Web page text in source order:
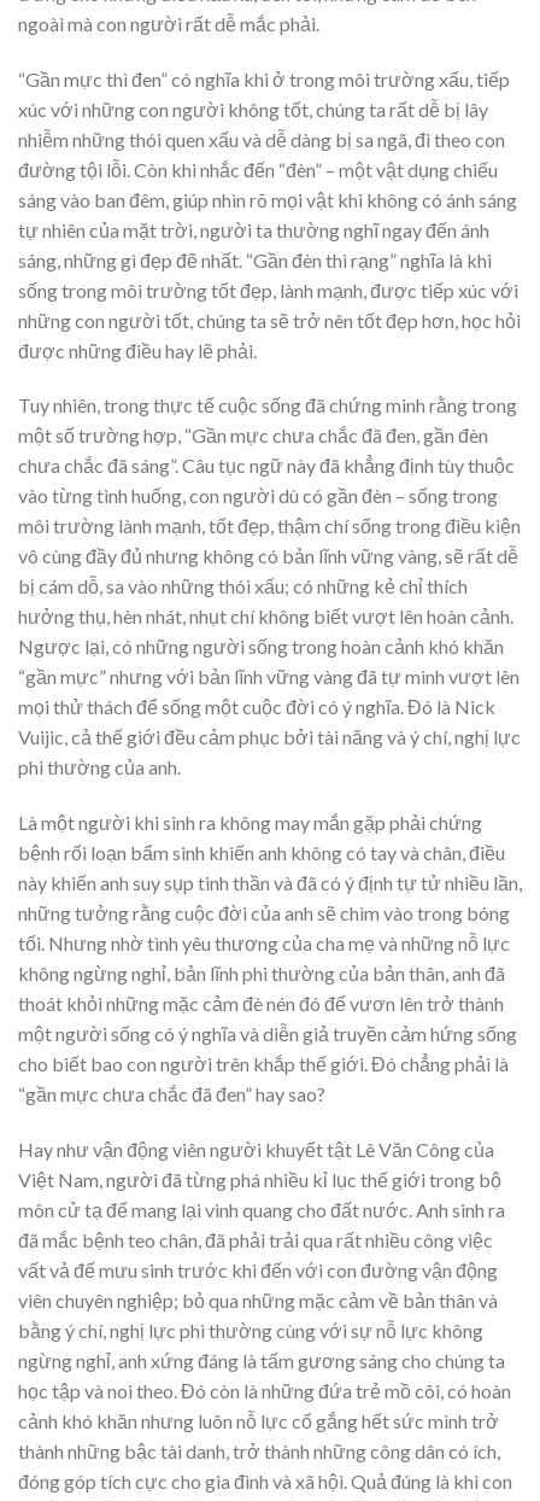
ngoài mà con người rất dễ mắc phải.
“Gần mực thì đen” có nghĩa khi ở trong môi trường xấu, tiếp
xúc với những con người không tốt, chúng ta rất dễ bị lây
nhiễm những thói quen xấu và dễ dàng bị sa ngã, đi theo con
đường tội lỗi. Còn khi nhắc đến “đèn” – một vật dụng chiếu
sáng vào ban đêm, giúp nhìn rõ mọi vật khi không có ánh sáng
tự nhiên của mặt trời, người ta thường nghĩ ngay đến ánh
sáng, những gì đẹp đẽ nhất. “Gần đèn thì rạng” nghĩa là khi
sống trong môi trường tốt đẹp, lành mạnh, được tiếp xúc với
những con người tốt, chúng ta sẽ trở nên tốt đẹp hơn, học hỏi
được những điều hay lẽ phải.
Tuy nhiên, trong thực tế cuộc sống đã chứng minh rằng trong
một số trường hợp, “Gần mực chưa chắc đã đen, gần đèn
chưa chắc đã sáng”. Câu tục ngữ này đã khẳng định tùy thuộc
vào từng tình huống, con người dù có gần đèn – sống trong
môi trường lành mạnh, tốt đẹp, thậm chí sống trong điều kiện
vô cùng đầy đủ nhưng không có bản lĩnh vững vàng, sẽ rất dễ
bị cám dỗ, sa vào những thói xấu; có những kẻ chỉ thích
hưởng thụ, hèn nhát, nhụt chí không biết vượt lên hoàn cảnh.
Ngược lại, có những người sống trong hoàn cảnh khó khăn
“gần mực” nhưng với bản lĩnh vững vàng đã tự mình vượt lên
mọi thử thách để sống một cuộc đời có ý nghĩa. Đó là Nick
Vuijic, cả thế giới đều cảm phục bởi tài năng và ý chí, nghị lực
phi thường của anh.
Là một người khi sinh ra không may mắn gặp phải chứng
bệnh rối loạn bẩm sinh khiến anh không có tay và chân, điều
này khiến anh suy sụp tinh thần và đã có ý định tự tử nhiều lần,
những tưởng rằng cuộc đời của anh sẽ chìm vào trong bóng
tối. Nhưng nhờ tình yêu thương của cha mẹ và những nỗ lực
không ngừng nghỉ, bản lĩnh phi thường của bản thân, anh đã
thoát khỏi những mặc cảm đè nén đó để vươn lên trở thành
một người sống có ý nghĩa và diễn giả truyền cảm hứng sống
cho biết bao con người trên khắp thế giới. Đó chẳng phải là
“gần mực chưa chắc đã đen” hay sao?
Hay như vận động viên người khuyết tật Lê Văn Công của
Việt Nam, người đã từng phá nhiều kỉ lục thế giới trong bộ
môn cử tạ để mang lại vinh quang cho đất nước. Anh sinh ra
đã mắc bệnh teo chân, đã phải trải qua rất nhiều công việc
vất vả để mưu sinh trước khi đến với con đường vận động
viên chuyên nghiệp; bỏ qua những mặc cảm về bản thân và
bằng ý chí, nghị lực phi thường cùng với sự nỗ lực không
ngừng nghỉ, anh xứng đáng là tấm gương sáng cho chúng ta
học tập và noi theo. Đó còn là những đứa trẻ mồ côi, có hoàn
cảnh khó khăn nhưng luôn nỗ lực cố gắng hết sức mình trở
thành những bậc tài danh, trở thành những công dân có ích,
đóng góp tích cực cho gia đình và xã hội. Quả đúng là khi con